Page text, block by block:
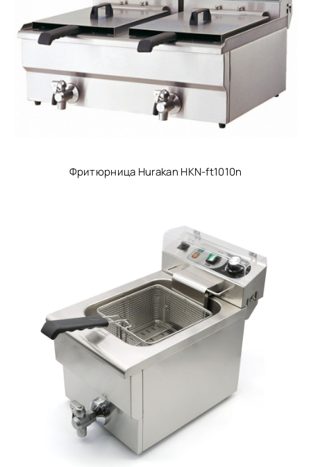
Фритюрница Hurakan HKN-ft1010n